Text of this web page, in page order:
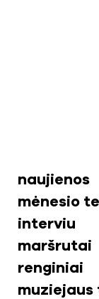
naujienos
mėnesio
interviu
maršrutai
renginiai